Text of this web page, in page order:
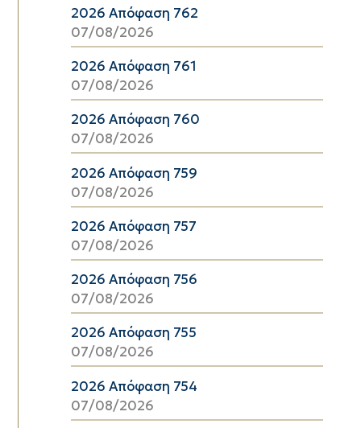
2026 Απόφαση 762
07/08/2026
2026 Απόφαση 761
07/08/2026
2026 Απόφαση 760
07/08/2026
2026 Απόφαση 759
07/08/2026
2026 Απόφαση 757
07/08/2026
2026 Απόφαση 756
07/08/2026
2026 Απόφαση 755
07/08/2026
2026 Απόφαση 754
07/08/2026